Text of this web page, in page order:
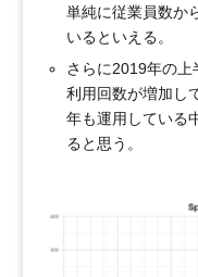
単純に従業員数か
いるといえる。
さらに2019年の上
利用回数が増加し
年も運用している
ると思う。